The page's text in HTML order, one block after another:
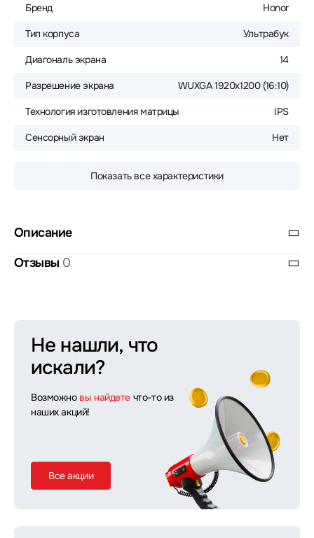
Бренд Honor
Тип корпуса Ультрабук
Диагональ экрана 14
Разрешение экрана WUXGA 1920x1200 (16:10)
Технология изготовления матрицы IPS
Сенсорный экран Нет
Показать все характеристики
Описание
Отзывы 0
Не нашли, что
искали?
Возможно вы найдете что-то из
наших акций!
Все акции